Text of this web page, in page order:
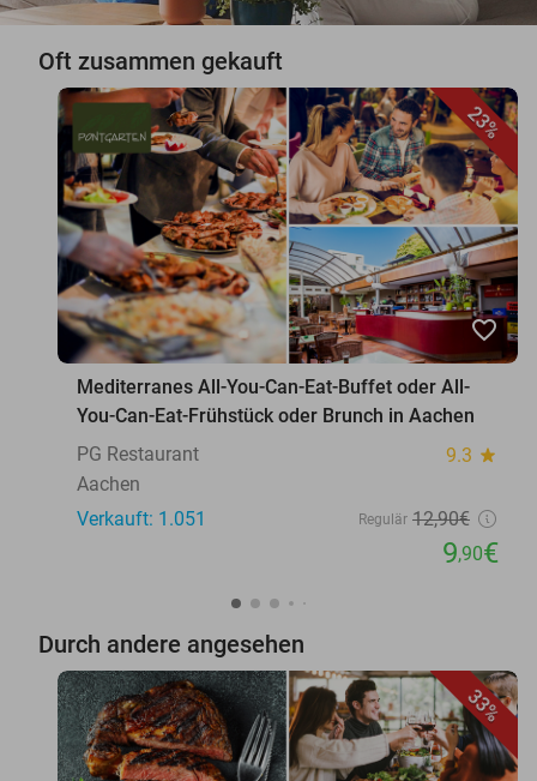
Oft zusammen gekauft
23%
favorite_border
Mediterranes All-You-Can-Eat-Buffet oder All-
You-Can-Eat-Frühstück oder Brunch in Aachen
PG Restaurant
9.3 star
Aachen
Verkauft: 1.051
Regulär 12,90€
9,90€
Durch andere angesehen
33%